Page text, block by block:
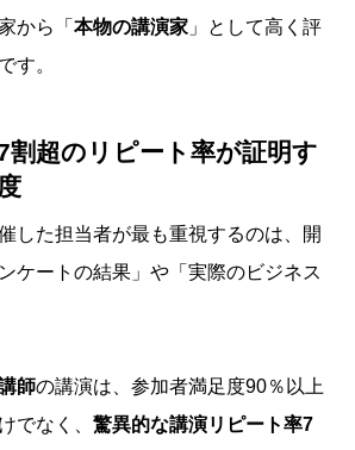
から「 本物の講演家 」として高く評
す。
割超のリピート率が証明す
した担当者が最も重視するのは、開
ケートの結果」や「実際のビジネス
師の講演は、参加者満足度90％以上
でなく、 驚異的な講演リピート率7